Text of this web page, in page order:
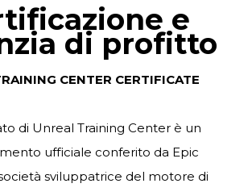
e
di profitto
CENTER CERTIFICATE
di Unreal Training Center è un
ufficiale conferito da Epic
sviluppatrice del motore di